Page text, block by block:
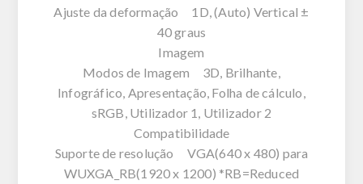
Ajuste da deformação 1D, (Auto) Vertical ±
40 graus
Imagem
Modos de Imagem 3D, Brilhante,
Infográfico, Apresentação, Folha de cálculo,
sRGB, Utilizador 1, Utilizador 2
Compatibilidade
Suporte de resolução VGA(640 x 480) para
WUXGA_RB(1920 x 1200) *RB=Reduced